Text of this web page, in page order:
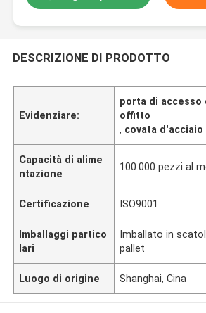
DESCRIZIONE DI PRODOTTO
Evidenziare:
porta di accesso
offitto
, covata d'acciaio
Capacità di alime
ntazione
100.000 pezzi al
Certificazione ISO9001
Imballaggi partico
lari
Imballato in
pallet
Luogo di origine Shanghai, Cina